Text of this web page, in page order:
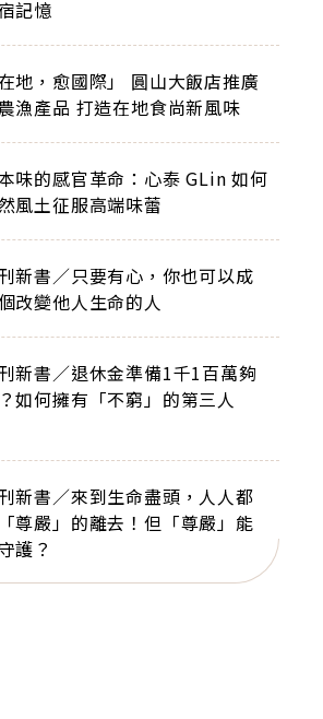
記憶
在地，愈國際」 圓山大飯店推廣
漁產品 打造在地食尚新風味
味的感官革命：心泰 GLin 如何
風土征服高端味蕾
新書／只要有心，你也可以成
改變他人生命的人
新書／退休金準備1千1百萬夠
如何擁有「不窮」的第三人
新書／來到生命盡頭，人人都
尊嚴」的離去！但「尊嚴」能
護？